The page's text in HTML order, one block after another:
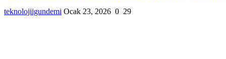
teknolojiigundemi Ocak 23, 2026 0 29